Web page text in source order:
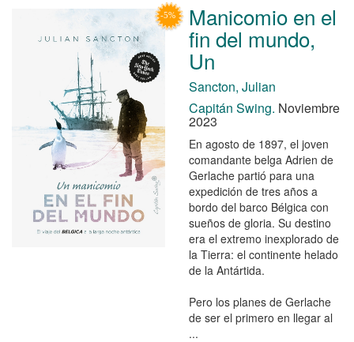
Manicomio en el
fin del mundo,
Un
Sancton, Julian
Capitán Swing. Noviembre
2023
En agosto de 1897, el joven
comandante belga Adrien de
Gerlache partió para una
expedición de tres años a
bordo del barco Bélgica con
sueños de gloria. Su destino
era el extremo inexplorado de
la Tierra: el continente helado
de la Antártida.
Pero los planes de Gerlache
de ser el primero en llegar al
...